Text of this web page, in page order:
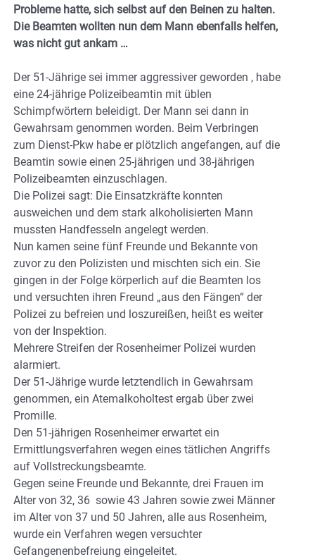
Probleme hatte, sich selbst auf den Beinen zu halten.
Die Beamten wollten nun dem Mann ebenfalls helfen,
was nicht gut ankam …
Der 51-Jährige sei immer aggressiver geworden , habe
eine 24-jährige Polizeibeamtin mit üblen
Schimpfwörtern beleidigt. Der Mann sei dann in
Gewahrsam genommen worden. Beim Verbringen
zum Dienst-Pkw habe er plötzlich angefangen, auf die
Beamtin sowie einen 25-jährigen und 38-jährigen
Polizeibeamten einzuschlagen.
Die Polizei sagt: Die Einsatzkräfte konnten
ausweichen und dem stark alkoholisierten Mann
mussten Handfesseln angelegt werden.
Nun kamen seine fünf Freunde und Bekannte von
zuvor zu den Polizisten und mischten sich ein. Sie
gingen in der Folge körperlich auf die Beamten los
und versuchten ihren Freund „aus den Fängen“ der
Polizei zu befreien und loszureißen, heißt es weiter
von der Inspektion.
Mehrere Streifen der Rosenheimer Polizei wurden
alarmiert.
Der 51-Jährige wurde letztendlich in Gewahrsam
genommen, ein Atemalkoholtest ergab über zwei
Promille.
Den 51-jährigen Rosenheimer erwartet ein
Ermittlungsverfahren wegen eines tätlichen Angriffs
auf Vollstreckungsbeamte.
Gegen seine Freunde und Bekannte, drei Frauen im
Alter von 32, 36 sowie 43 Jahren sowie zwei Männer
im Alter von 37 und 50 Jahren, alle aus Rosenheim,
wurde ein Verfahren wegen versuchter
Gefangenenbefreiung eingeleitet.